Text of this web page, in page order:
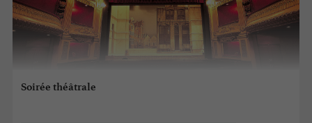
Soirée théâtrale